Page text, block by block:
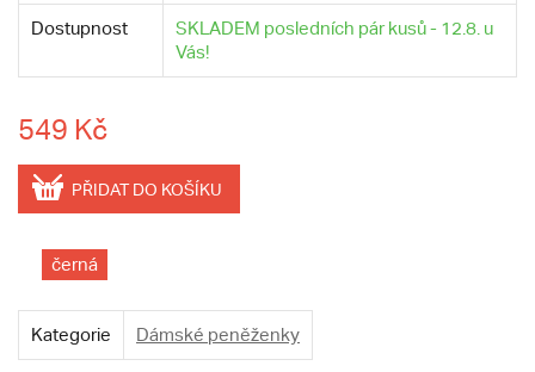
Dostupnost
SKLADEM posledních pár kusů - 12.8. u
Vás!
549 Kč
PŘIDAT DO KOŠÍKU
černá
Kategorie Dámské peněženky